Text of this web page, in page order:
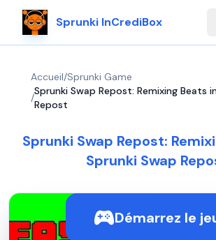
Sprunki InCrediBox
Accueil/Sprunki Game
/
Sprunki Swap Repost: Remixing Beats
Repost
Sprunki Swap Repost:
Sprunki Swap
Démarrez le